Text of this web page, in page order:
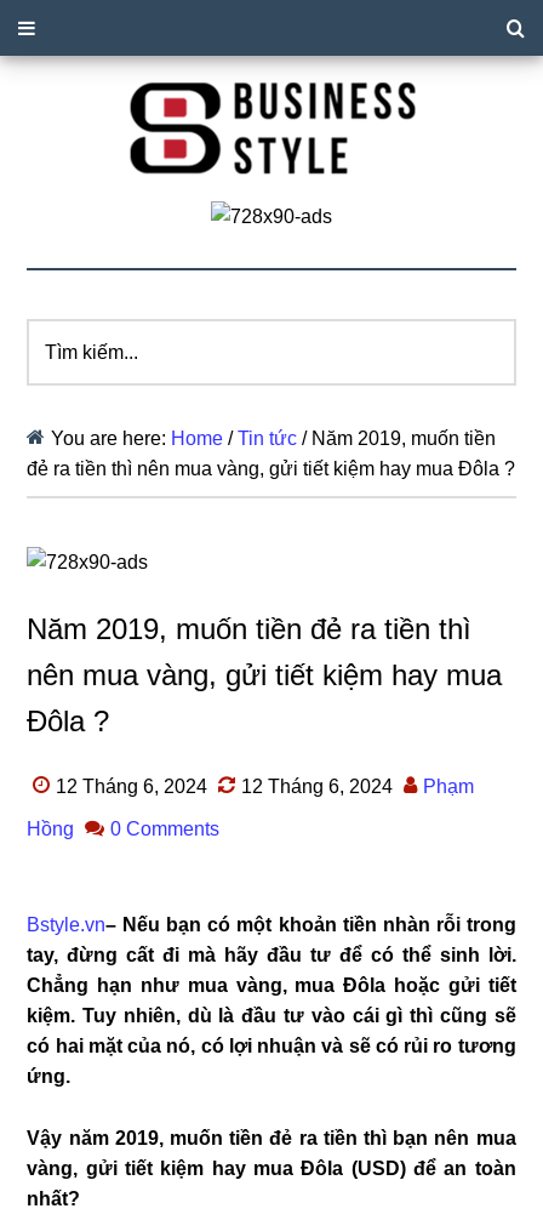
kiếm...
You are here: Home / Tin tức /Năm 2019, muốn tiền
đẻ ra tiền thì nên mua vàng, gửi tiết kiệm hay mua Đôla ?
Năm 2019, muốn tiền đẻ ra tiền thì
nên mua vàng, gửi tiết kiệm hay mua
Đôla ?
12 Tháng 6, 2024 12 Tháng 6, 2024 Phạm
Hồng 0 Comments
Bstyle.vn– Nếu bạn có một khoản tiền nhàn rỗi trong
tay, đừng cất đi mà hãy đầu tư để có thể sinh lời.
Chẳng hạn như mua vàng, mua Đôla hoặc gửi tiết
kiệm. Tuy nhiên, dù là đầu tư vào cái gì thì cũng sẽ
có hai mặt của nó, có lợi nhuận và sẽ có rủi ro tương
ứng.
Vậy năm 2019, muốn tiền đẻ ra tiền thì bạn nên mua
vàng, gửi tiết kiệm hay mua Đôla (USD) để an toàn
nhất?